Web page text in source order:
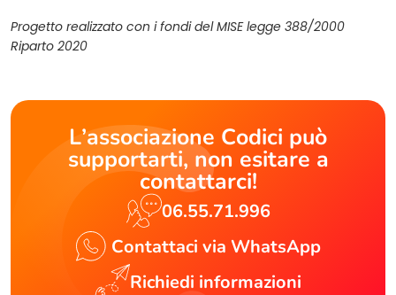
Progetto realizzato con i fondi del MISE legge 388/2000
Riparto 2020
L’associazione Codici può
supportarti, non esitare a
contattarci!
06.55.71.996
Contattaci via WhatsApp
Richiedi informazioni